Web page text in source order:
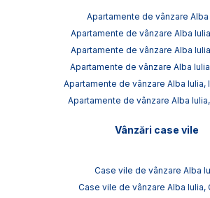
Apartamente de vânzare Alba
Apartamente de vânzare Alba
Apartamente de vânzare Alba
Apartamente de vânzare Alba
Apartamente de vânzare Alba Iulia,
Apartamente de vânzare Alba
Vânzări case vile
Case vile de vânzare Alba
Case vile de vânzare Alba Iulia,